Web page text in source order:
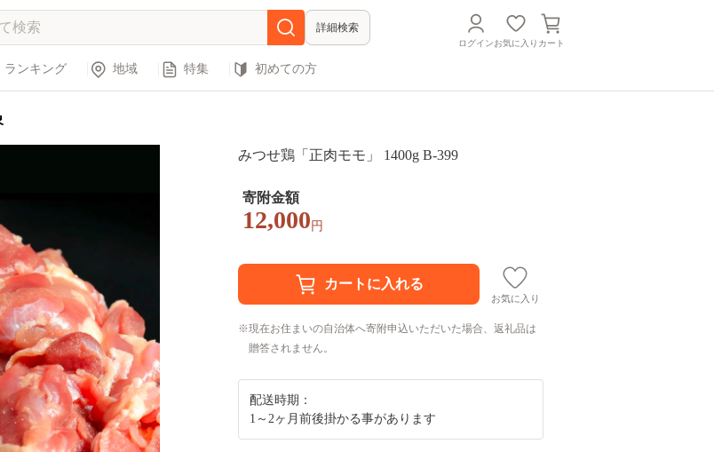
詳細検索
ログインお気に入り カート
ランキング 地域 特集 初めての方
みつせ鶏「正肉モモ」 1400g B-399
寄附金額
12,000 円
お気に入り
現在お住まいの自治体へ寄附申込いただいた場合、返礼品は
贈答されません。
配送時期：
1～2ヶ月前後掛かる事があります